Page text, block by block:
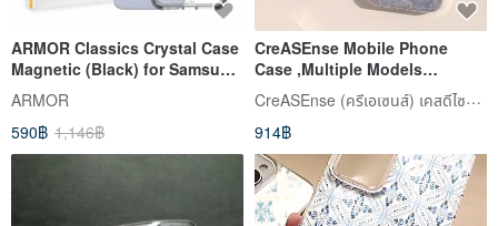
ARMOR Classics Crystal Case
Magnetic (Black) for Samsung
Galaxy S24 Series
ARMOR
590฿ 1,146฿
CreASEnse Mobile Phone
Case ,Multiple Models
Support ,Design and Made in
TAIWAN
CreASEnse (ครีเอเซนส์) เคสดีไซน์สวย
914฿